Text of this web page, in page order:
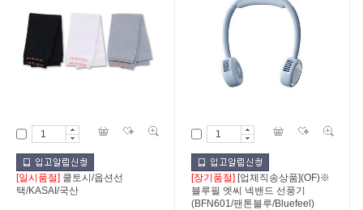
[일시품절] 쿨토시/옵션선
택/KASAI/국산
[장기품절] [업체직송상품](OF)※
블루필 엣씨 넥밴드 선풍기
(BFN601/팬톤블루/Bluefeel)